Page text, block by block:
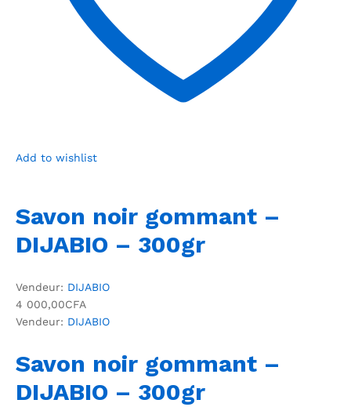
Add to wishlist
Savon noir gommant –
DIJABIO – 300gr
Vendeur: DIJABIO
4 000,00CFA
Vendeur: DIJABIO
Savon noir gommant –
DIJABIO – 300gr